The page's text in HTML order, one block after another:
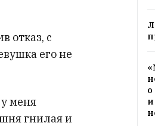
отказ, с
его не
меня
гнилая и